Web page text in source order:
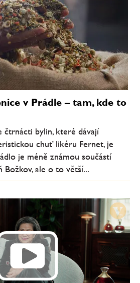
v Prádle – tam, kde to
čtrnácti bylin, které dávají
chuť likéru Fernet, je
je méně známou součástí
Božkov, ale o to větší...